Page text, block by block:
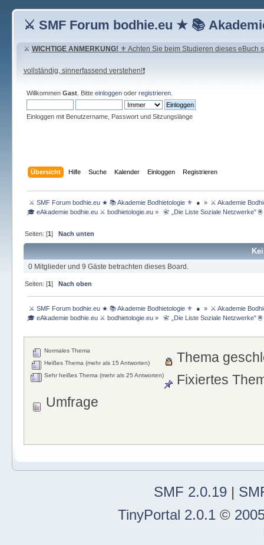
⚔ SMF Forum bodhie.eu ★ 📚
⚔ WICHTIGE ANMERKUNG! ⚜ Achten Sie beim Studieren dieses eBuch
vollständig, sinnerfassend verstehen!❗
Willkommen Gast. Bitte einloggenoder registrieren.
Einloggen mit Benutzername, Passwort und Sitzungslänge
Übersicht Hilfe Suche Kalender Einloggen Registrieren
⚔ SMF Forum bodhie.eu ★ 📚 Akademie Bodhietologie ⚜  ● » ⚔ Akademie
🎓 eAkademie bodhie.eu ⚔ bodhietologie.eu» 📇 „Die Liste Soziale Netzwerke"
Seiten: [1] Nach unten
0 Mitglieder und 9 Gäste betrachten dieses Board.
Seiten: [1] Nach oben
⚔ SMF Forum bodhie.eu ★ 📚 Akademie Bodhietologie ⚜  ● » ⚔ Akademie
🎓 eAkademie bodhie.eu ⚔ bodhietologie.eu» 📇 „Die Liste Soziale Netzwerke"
Normales Thema
Heißes Thema (mehr als 15 Antworten)
Sehr heißes Thema (mehr als 25 Antworten)
Thema
Fixiertes
Umfrage
SMF 2.0.19|
TinyPortal 2.0.1©